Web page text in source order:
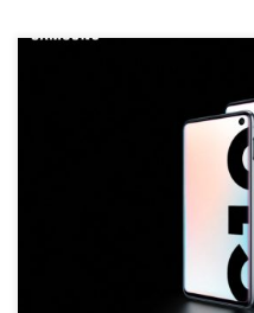
Konnektivität der nächsten
kommt nach Europa Samsung
europaweit 5G-Konnektivität auf
Smartphone bereitzustellen.
europaweit eingeführt, um
mobilen Konnektivität